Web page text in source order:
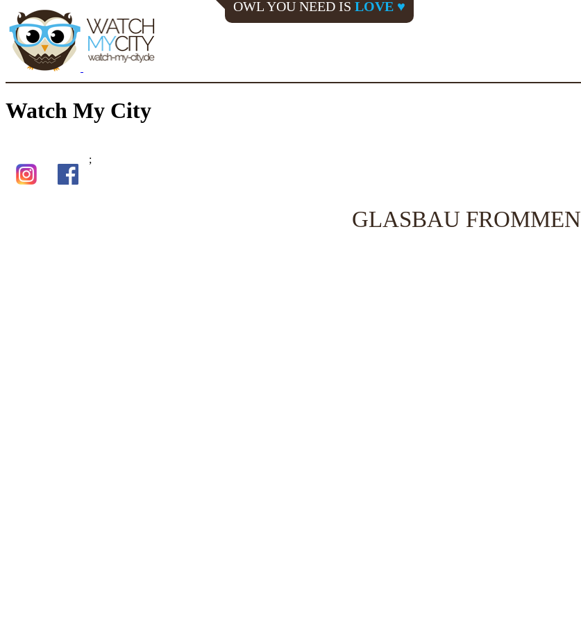
OWL YOU NEED IS LOVE ♥
Watch My City
;
GLASBAU FROMMEN